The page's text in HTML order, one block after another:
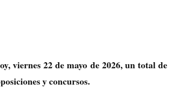
viernes 22 de mayo de 2026, un total de
y concursos.